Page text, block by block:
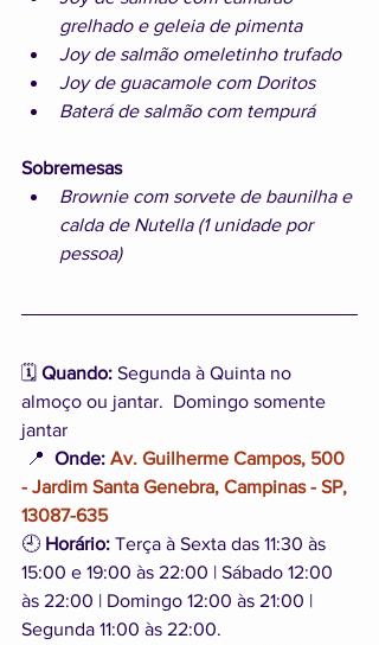
grelhado e geleia de pimenta
Joy de salmão omeletinho trufado
Joy de guacamole com Doritos
Baterá de salmão com tempurá
Sobremesas
Brownie com sorvete de baunilha e
calda de Nutella (1 unidade por
pessoa)
🗓️ Quando: Segunda à Quinta no
almoço ou jantar.  Domingo somente
jantar
📍 Onde: Av. Guilherme Campos, 500
- Jardim Santa Genebra, Campinas - SP,
13087-635
🕘 Horário: Terça à Sexta das 11:30 às
15:00 e 19:00 às 22:00 | Sábado 12:00
às 22:00 | Domingo 12:00 às 21:00 |
Segunda 11:00 às 22:00.